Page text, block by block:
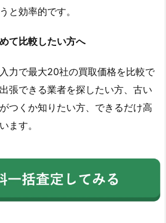
と効率的です。
て比較したい方へ
力で最大20社の買取価格を比較で
張できる業者を探したい方、古い
つくか知りたい方、できるだけ高
ます。